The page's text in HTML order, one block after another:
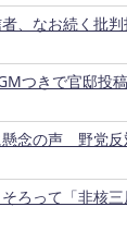
者、なお続く批
つきで官邸投
念の声 野党反
ろって「非核